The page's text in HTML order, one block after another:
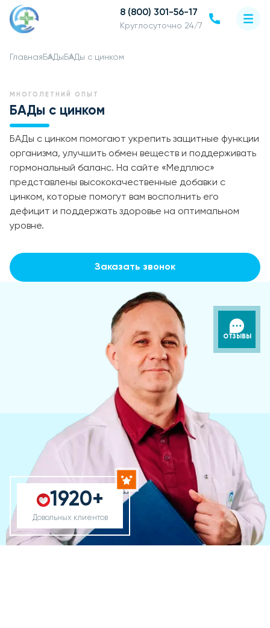
8 (800) 301-56-17
Круглосуточно 24/7
Главная БАДы БАДы с цинком
МНОГОЛЕТНИЙ ОПЫТ
БАДы с цинком
БАДы с цинком помогают укрепить защитные функции
организма, улучшить обмен веществ и поддерживать
гормональный баланс. На сайте «Медплюс»
представлены высококачественные добавки с
цинком, которые помогут вам восполнить его
дефицит и поддержать здоровье на оптимальном
уровне.
Заказать звонок
1920+
Довольных клиентов
ОТЗЫВЫ